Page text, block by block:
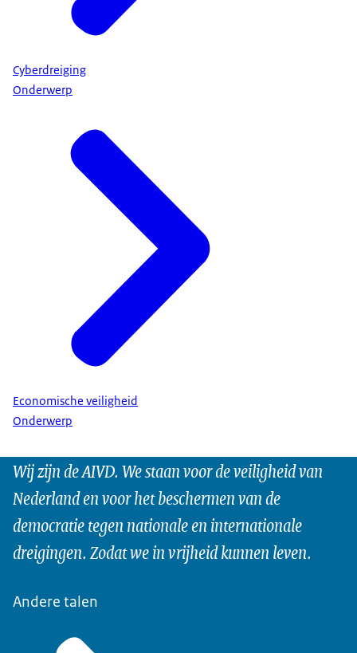
Cyberdreiging
Onderwerp
Economische veiligheid
Onderwerp
Wij zijn de AIVD. We staan voor de veiligheid van
Nederland en voor het beschermen van de
democratie tegen nationale en internationale
dreigingen. Zodat we in vrijheid kunnen leven.
Andere talen